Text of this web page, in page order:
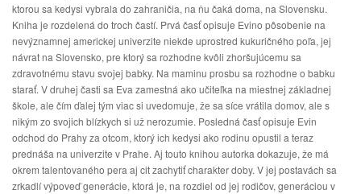
ktorou sa kedysi vybrala do zahraničia, na ňu čaká doma, na Slovensku.
Kniha je rozdelená do troch častí. Prvá časť opisuje Evino pôsobenie na
nevýznamnej americkej univerzite niekde uprostred kukuričného poľa, jej
návrat na Slovensko, pre ktorý sa rozhodne kvôli zhoršujúcemu sa
zdravotnému stavu svojej babky. Na maminu prosbu sa rozhodne o babku
starať. V druhej časti sa Eva zamestná ako učiteľka na miestnej základnej
škole, ale čím ďalej tým viac si uvedomuje, že sa síce vrátila domov, ale s
nikým zo svojich blízkych si už nerozumie. Posledná časť opisuje Evin
odchod do Prahy za otcom, ktorý ich kedysi ako rodinu opustil a teraz
prednáša na univerzite v Prahe. Aj touto knihou autorka dokazuje, že má
okrem talentovaného pera aj cit zachytiť charakter doby. V jej postavách sa
zrkadlí výpoveď generácie, ktorá je, na rozdiel od jej rodičov, generáciou v